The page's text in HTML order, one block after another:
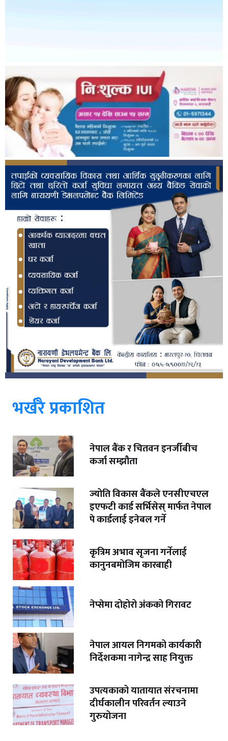
भर्खरै प्रकाशित
नेपाल बैंक र चितवन इनर्जीबीच
कर्जा सम्झौता
ज्योति विकास बैंकले एनसीएचएल
इएफटी कार्ड सर्भिसेस् मार्फत नेपाल
पे कार्डलाई इनेबल गर्ने
कृत्रिम अभाव सृजना गर्नेलाई
कानुनबमोजिम कारबाही
नेप्सेमा दोहोरो अंकको गिरावट
नेपाल आयल निगमको कार्यकारी
निर्देशकमा नागेन्द्र साह नियुक्त
उपत्यकाको यातायात संरचनामा
दीर्घकालीन परिवर्तन ल्याउने
गुरुयोजना